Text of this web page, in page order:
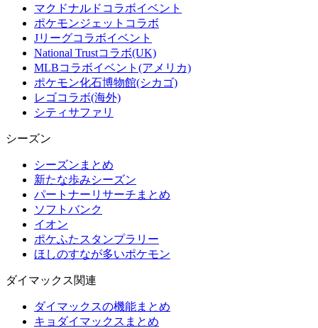
マクドナルドコラボイベント
ポケモンジェットコラボ
Jリーグコラボイベント
National Trustコラボ(UK)
MLBコラボイベント(アメリカ)
ポケモン化石博物館(シカゴ)
レゴコラボ(海外)
シティサファリ
シーズン
シーズンまとめ
新たな歩みシーズン
パートナーリサーチまとめ
ソフトバンク
イオン
ポケふたスタンプラリー
ほしのすなが多いポケモン
ダイマックス関連
ダイマックスの機能まとめ
キョダイマックスまとめ